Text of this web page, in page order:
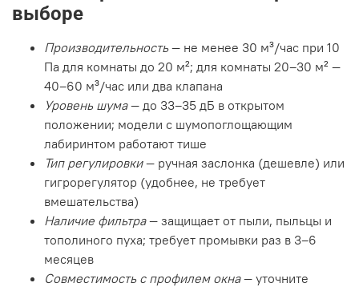
выборе
Производительность — не менее 30 м³/час при 10
Па для комнаты до 20 м²; для комнаты 20–30 м² —
40–60 м³/час или два клапана
Уровень шума— до 33–35 дБ в открытом
положении; модели с шумопоглощающим
лабиринтом работают тише
Тип регулировки— ручная заслонка (дешевле) или
гигрорегулятор (удобнее, не требует
вмешательства)
Наличие фильтра— защищает от пыли, пыльцы и
тополиного пуха; требует промывки раз в 3–6
месяцев
Совместимость с профилем окна— уточните